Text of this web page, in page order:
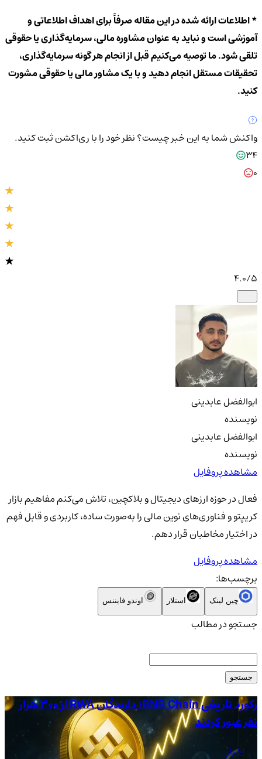
* اطلاعات ارائه شده در این مقاله صرفاً برای اهداف اطلاعاتی و
آموزشی است و نباید به عنوان مشاوره مالی، سرمایه‌گذاری یا حقوقی
تلقی شود. ما توصیه می‌کنیم قبل از انجام هر گونه سرمایه‌گذاری،
تحقیقات مستقل انجام دهید و با یک مشاور مالی یا حقوقی مشورت
کنید.
واکنش شما به این خبر چیست؟نظر خود را با ری‌اکشن ثبت کنید.
34
4.0/5
ابوالفضل عابدینی
نویسنده
ابوالفضل عابدینی
نویسنده
مشاهده پروفایل
فعال در حوزه ارزهای دیجیتال و بلاکچین، تلاش می‌کنم مفاهیم بازار
کریپتو و فناوری‌های نوین مالی را به‌صورت ساده، کاربردی و قابل فهم
در اختیار مخاطبان قرار دهم.
مشاهده پروفایل
برچسب‌ها:
چین لینک استلار اوندو فایننس
جستجو در مطالب
جستجو
رکورد تاریخی BNB Chain؛ دارندگان RWA از ۳۰۰ هزار
نفر عبور کردند
اخبار